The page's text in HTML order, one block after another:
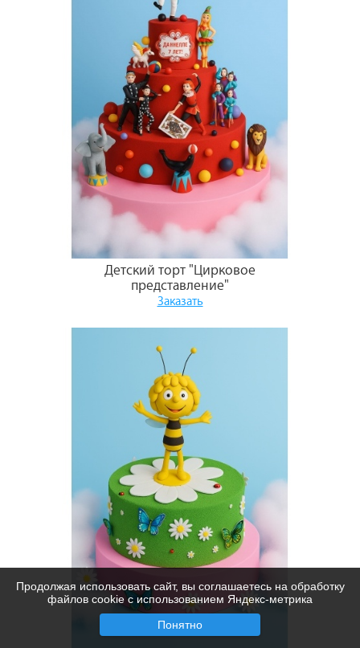
Детский торт "Цирковое
представление"
Заказать
Продолжая использовать сайт, вы соглашаетесь на обработку
файлов cookie с использованием Яндекс-метрика
Понятно